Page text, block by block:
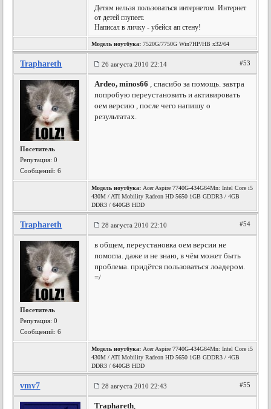
Детям нельзя пользоваться интернетом. Интернет
от детей глупеет.
Написал в личку - убейся ап стену!
Модель ноутбука: 7520G/7750G Win7HP/HB x32/64
Traphareth 26 августа 2010 22:14 #53
Посетитель
Репутация:0
Сообщений: 6
Ardeo, minos66 , спасибо за помощь. завтра
попробую переустановить и активировать
оем версию , после чего напишу о
результатах.
Модель ноутбука: Acer Aspire 7740G-434G64Mn: Intel Core i5
430M / ATI Mobility Radeon HD 5650 1GB GDDR3 / 4GB
DDR3 / 640GB HDD
Traphareth 28 августа 2010 22:10 #54
Посетитель
Репутация:0
Сообщений: 6
в общем, переустановка оем версии не
помогла. даже и не знаю, в чём может быть
проблема. придётся пользоваться лоадером.
=/
Модель ноутбука: Acer Aspire 7740G-434G64Mn: Intel Core i5
430M / ATI Mobility Radeon HD 5650 1GB GDDR3 / 4GB
DDR3 / 640GB HDD
vmv7 28 августа 2010 22:43 #55
Traphareth,